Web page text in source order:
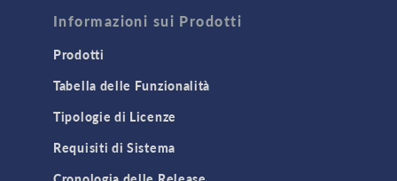
Informazioni sui Prodotti
Prodotti
Tabella delle Funzionalità
Tipologie di Licenze
Requisiti di Sistema